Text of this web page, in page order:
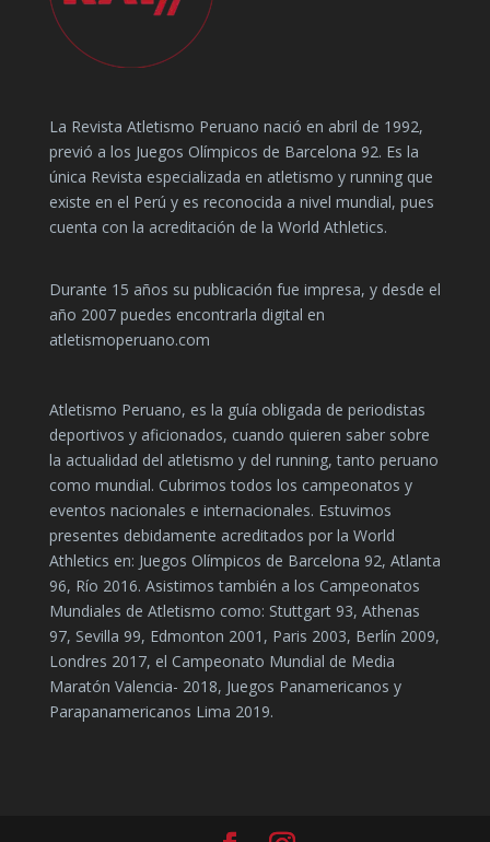
La Revista Atletismo Peruano nació en abril de 1992,
previó a los Juegos Olímpicos de Barcelona 92. Es la
única Revista especializada en atletismo y running que
existe en el Perú y es reconocida a nivel mundial, pues
cuenta con la acreditación de la World Athletics.
Durante 15 años su publicación fue impresa, y desde el
año 2007 puedes encontrarla digital en
atletismoperuano.com
Atletismo Peruano, es la guía obligada de periodistas
deportivos y aficionados, cuando quieren saber sobre
la actualidad del atletismo y del running, tanto peruano
como mundial. Cubrimos todos los campeonatos y
eventos nacionales e internacionales. Estuvimos
presentes debidamente acreditados por la World
Athletics en: Juegos Olímpicos de Barcelona 92, Atlanta
96, Río 2016. Asistimos también a los Campeonatos
Mundiales de Atletismo como: Stuttgart 93, Athenas
97, Sevilla 99, Edmonton 2001, Paris 2003, Berlín 2009,
Londres 2017, el Campeonato Mundial de Media
Maratón Valencia- 2018, Juegos Panamericanos y
Parapanamericanos Lima 2019.